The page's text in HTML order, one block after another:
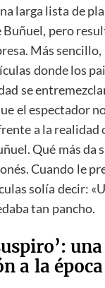
larga lista de
Buñuel, pero
Más sencillo,
donde los
se
el espectador
a la realidad
Qué más da
Cuando le
solía decir:
tan pancho.
una
a la